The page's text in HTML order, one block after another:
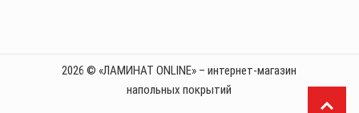
2026 © «ЛАМИНАТ ONLINE» – интернет-магазин
напольных покрытий